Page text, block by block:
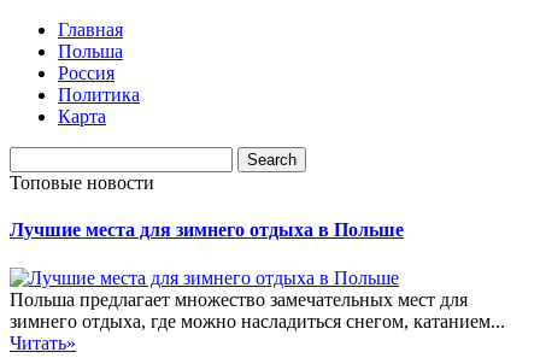
Главная
Польша
Россия
Политика
Карта
Топовые новости
Лучшие места для зимнего отдыха в Польше
Польша предлагает множество замечательных мест для
зимнего отдыха, где можно насладиться снегом, катанием...
Читать»